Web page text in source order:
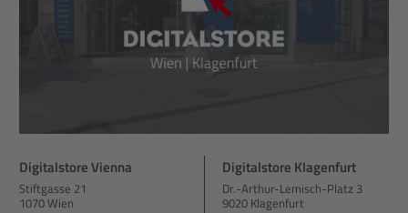
Digitalstore Vienna
Stiftgasse 21
1070 Wien
Digitalstore Klagenfurt
Dr.-Arthur-Lemisch-Platz 3
9020 Klagenfurt